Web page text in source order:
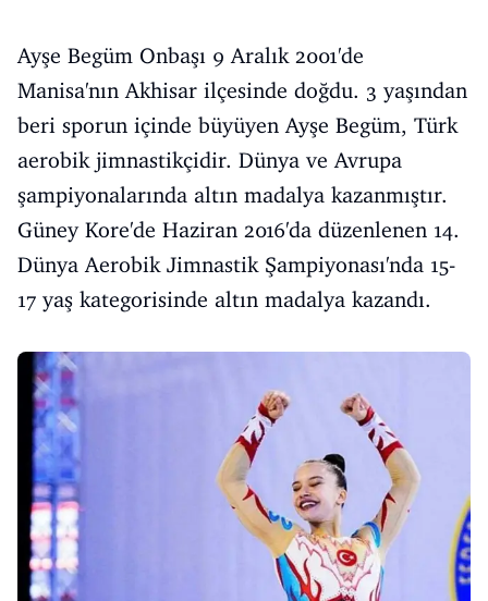
Ayşe Begüm Onbaşı 9 Aralık 2001'de
Manisa'nın Akhisar ilçesinde doğdu. 3 yaşından
beri sporun içinde büyüyen Ayşe Begüm, Türk
aerobik jimnastikçidir. Dünya ve Avrupa
şampiyonalarında altın madalya kazanmıştır.
Güney Kore'de Haziran 2016'da düzenlenen 14.
Dünya Aerobik Jimnastik Şampiyonası'nda 15-
17 yaş kategorisinde altın madalya kazandı.